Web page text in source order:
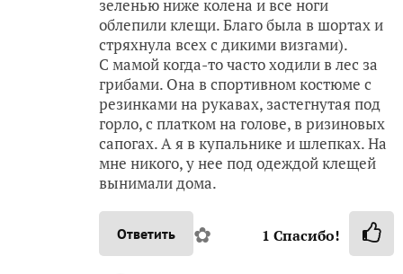
зеленью ниже колена и все ноги
облепили клещи. Благо была в шортах и
стряхнула всех с дикими визгами).
С мамой когда-то часто ходили в лес за
грибами. Она в спортивном костюме с
резинками на рукавах, застегнутая под
горло, с платком на голове, в ризиновых
сапогах. А я в купальнике и шлепках. На
мне никого, у нее под одеждой клещей
вынимали дома.
Ответить ✿ 1 Спасибо!